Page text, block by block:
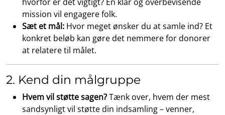
mission vil engagere folk.
Sæt et mål: Hvor meget ønsker du at samle ind? Et
konkret beløb kan gøre det nemmere for donorer
at relatere til målet.
2. Kend din målgruppe
Hvem vil støtte sagen?Tænk over, hvem der mest
sandsynligt vil støtte din indsamling – venner,